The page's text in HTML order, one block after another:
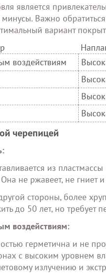
является
Важно
вариант
воздействиям
черепицей
из
не ржавеет, не гниет
стороны, более
до 50 лет, но требует
воздействиям:
герметична и не
с высоким уровнем
излучению и